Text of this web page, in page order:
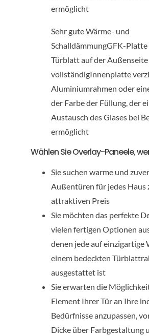
ermöglicht
Sehr gute Wärme- und
SchalldämmungGFK-Platte
Türblatt auf der Außenseite
vollständigInnenplatte
Aluminiumrahmen oder
der Farbe der Füllung, der
Austausch des Glases bei
ermöglicht
Wählen Sie Overlay-Paneele,
Sie suchen warme und
Außentüren für jedes Haus
attraktiven Preis
Sie möchten das perfekte
vielen fertigen Optionen
denen jede auf einzigartige
einem bedeckten
ausgestattet ist
Sie erwarten die
Element Ihrer Tür an Ihre
Bedürfnisse anzupassen,
Dicke über Farbgestaltung